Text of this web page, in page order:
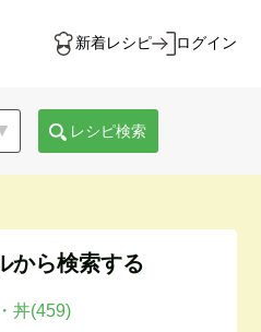
新着レシピ ログイン
レシピ検索
から検索する
丼(459)